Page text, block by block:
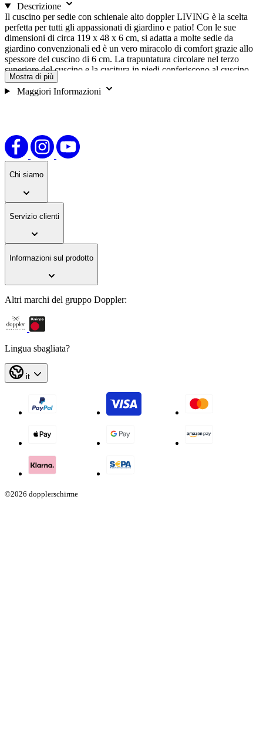
Descrizione
Il cuscino per sedie con schienale alto doppler LIVING è la scelta
perfetta per tutti gli appassionati di giardino e patio! Con le sue
dimensioni di circa 119 x 48 x 6 cm, si adatta a molte sedie da
giardino convenzionali ed è un vero miracolo di comfort grazie allo
spessore del cuscino di 6 cm. La trapuntatura circolare nel terzo
superiore del cuscino e la cucitura in piedi conferiscono al cuscino
un ulteriore risalto visivo. Grazie ai lacci laterali e alla cinghia di
fissaggio, il cuscino per mobili da giardino può essere fissato alla
45% da cotone, questo cuscino è molto resistente e facile da curare.
In caso di sporco, il cuscino può essere lavato a mano. Le
dimensioni possono differire dai valori indicati a causa della
produzione.
Mostra di più
Maggiori Informazioni
Chi siamo
Servizio clienti
Informazioni sul prodotto
Altri marchi del gruppo Doppler:
Lingua sbagliata?
it
©2026 dopplerschirme